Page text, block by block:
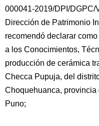
000041-2019/DPI/DGPC/
Dirección de Patrimonio
recomendó declarar
a los Conocimientos,
producción de cerámica
Checca Pupuja, del
Choquehuanca, provincia
Puno;